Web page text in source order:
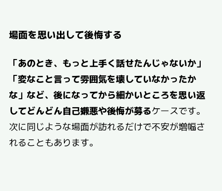
場面を思い出して後悔する
「あのとき、もっと上手く話せたんじゃないか」
「変なこと言って雰囲気を壊していなかったか
な」など、後になってから細かいところを思い返
してどんどん自己嫌悪や後悔が募るケースです。
次に同じような場面が訪れるだけで不安が増幅さ
れることもあります。